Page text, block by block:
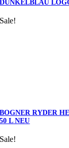
DUNKELBLAU
Sale!
BOGNER RYDER
50 L NEU
Sale!